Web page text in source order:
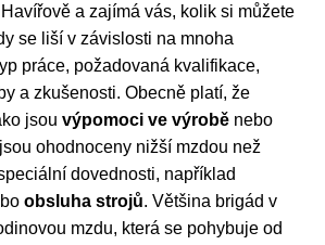
a zajímá vás, kolik si můžete
se liší v závislosti na mnoha
práce, požadovaná kvalifikace,
a zkušenosti. Obecně platí, že
jsou výpomoci ve výrobě nebo
ohodnoceny nižší mzdou než
dovednosti, například
obsluha strojů. Většina brigád v
mzdu, která se pohybuje od